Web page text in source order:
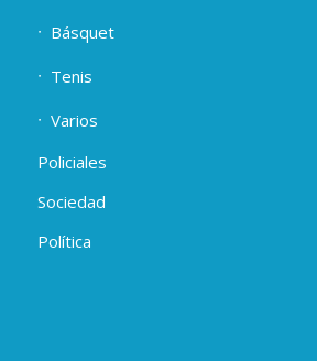
Básquet
Tenis
Varios
Policiales
Sociedad
Política